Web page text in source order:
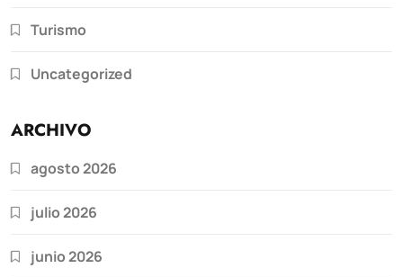
Turismo
Uncategorized
ARCHIVO
agosto 2026
julio 2026
junio 2026